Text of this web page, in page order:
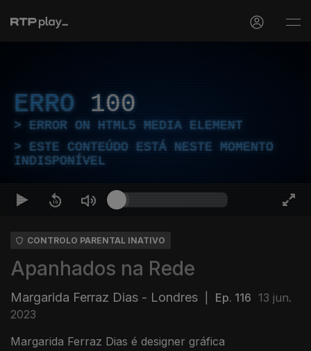
ERRO 100
ERROR ON HTML5 MEDIA ELEMENT
ESTE CONTEÚDO ESTÁ NESTE MOMENTO
INDISPONÍVEL
CONTROLO PARENTAL INATIVO
Apanhados na Rede
Margarida Ferraz Dias - Londres Ep. 116 13 jun.
2023
Margarida Ferraz Dias é designer gráfica